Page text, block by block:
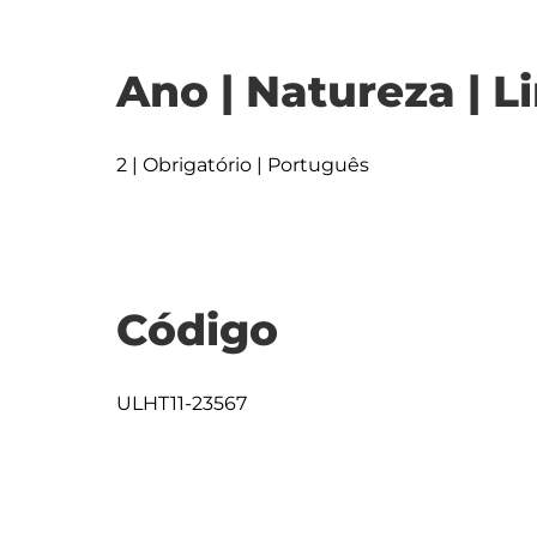
Ano | Natureza |
2 | Obrigatório | Português
Código
ULHT11-23567